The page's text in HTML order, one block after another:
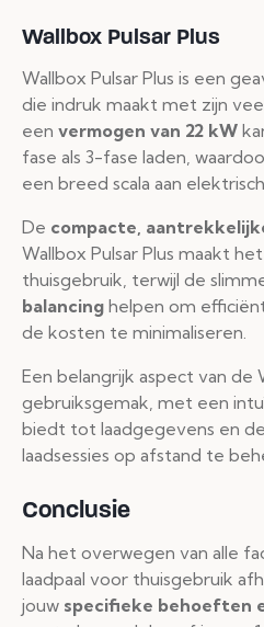
Wallbox Pulsar Plus
Wallbox Pulsar Plus is een
die indruk maakt met zijn
een vermogen van 22 kW
fase als 3-fase laden,
een breed scala aan
De compacte,
Wallbox Pulsar Plus maakt
thuisgebruik, terwijl de
balancing helpen om
de kosten te minimaliseren.
Een belangrijk aspect van de
gebruiksgemak, met een
biedt tot laadgegevens en
laadsessies op afstand te
Conclusie
Na het overwegen van alle
laadpaal voor thuisgebruik
jouw specifieke behoeften